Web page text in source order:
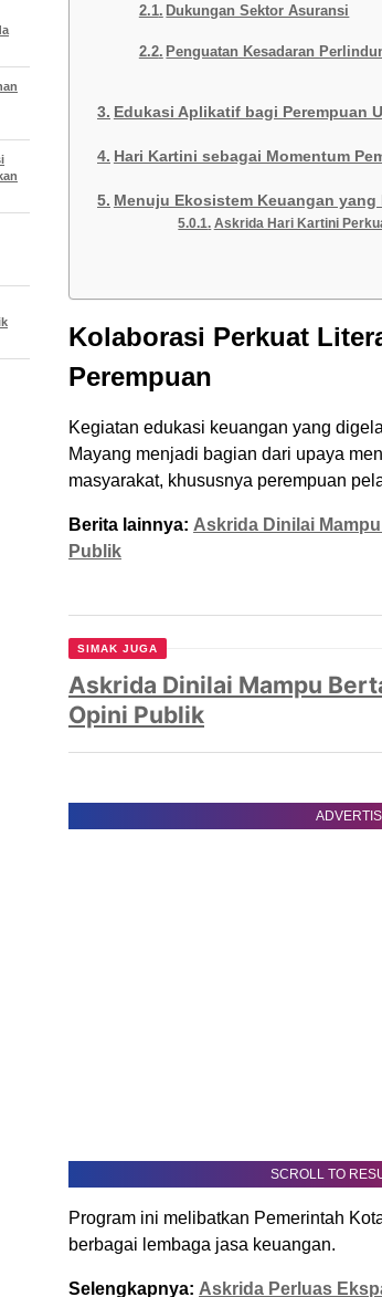
Dukungan Sektor Asuransi
Penguatan Kesadaran
Edukasi Aplikatif bagi Perempuan
Hari Kartini sebagai Momentum
Menuju Ekosistem Keuangan
Askrida Hari Kartini
Kolaborasi Perkuat
Perempuan
Kegiatan edukasi keuangan yang
Mayang menjadi bagian dari upaya
masyarakat, khususnya perempuan
Berita lainnya: Askrida Dinilai
Publik
SIMAK JUGA
Askrida Dinilai Mampu
Opini Publik
SCROLL TO
Program ini melibatkan Pemerintah
berbagai lembaga jasa keuangan.
Selengkapnya: Askrida Perluas